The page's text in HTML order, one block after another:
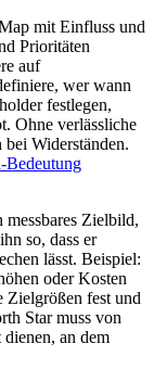
mit Einfluss und
Prioritäten
auf
wer wann
festlegen,
Ohne verlässliche
Widerständen.
Bedeutung
Zielbild,
so, dass er
lässt. Beispiel:
oder Kosten
Zielgrößen fest und
Star muss von
an dem